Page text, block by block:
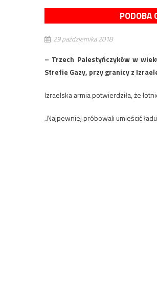
PODOBA
29 października 2018
– Trzech Palestyńczyków w
Strefie Gazy, przy granicy z
Izraelska armia potwierdziła, że
„Najpewniej próbowali umieścić